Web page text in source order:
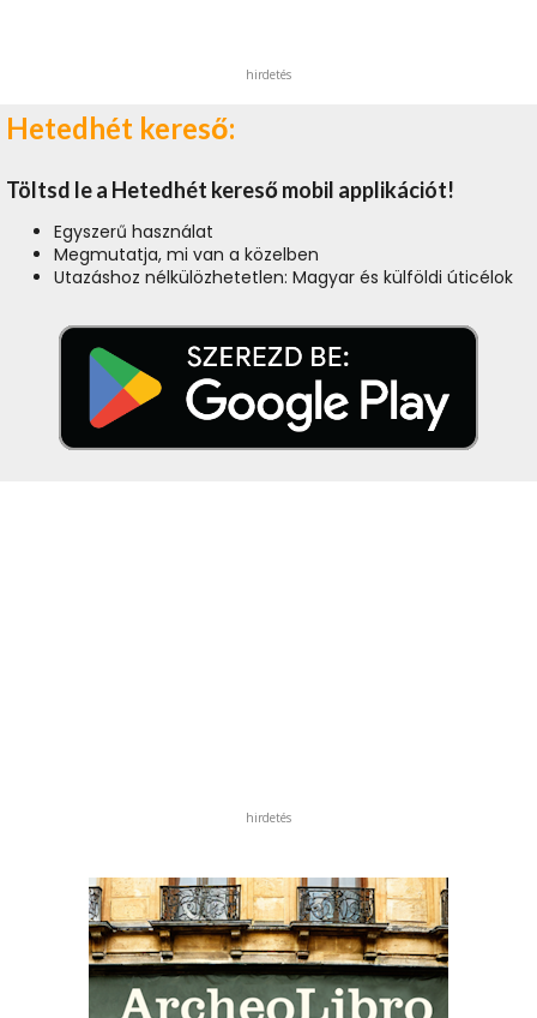
hirdetés
Hetedhét kereső:
Töltsd le a Hetedhét kereső mobil applikációt!
Egyszerű használat
Megmutatja, mi van a közelben
Utazáshoz nélkülözhetetlen: Magyar és külföldi úticélok
hirdetés